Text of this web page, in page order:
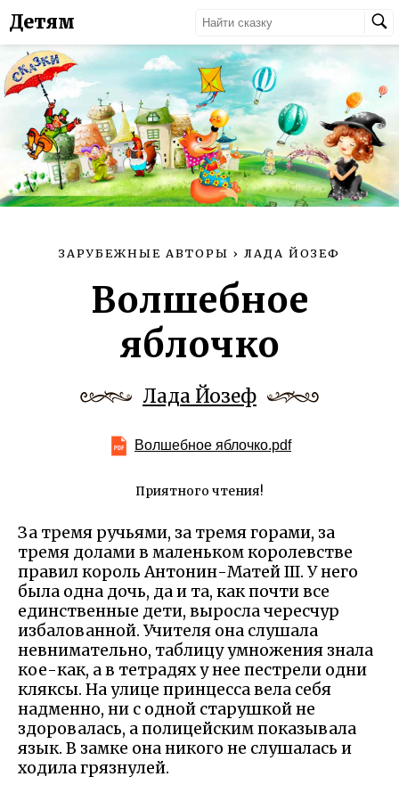
Детям
ЗАРУБЕЖНЫЕ АВТОРЫ › ЛАДА ЙОЗЕФ
Волшебное
яблочко
Лада Йозеф
Волшебное яблочко.pdf
Приятного чтения!
За тремя ручьями, за тремя горами, за
тремя долами в маленьком королевстве
правил король Антонин-Матей III. У него
была одна дочь, да и та, как почти все
единственные дети, выросла чересчур
избалованной. Учителя она слушала
невнимательно, таблицу умножения знала
кое-как, а в тетрадях у нее пестрели одни
кляксы. На улице принцесса вела себя
надменно, ни с одной старушкой не
здоровалась, а полицейским показывала
язык. В замке она никого не слушалась и
ходила грязнулей.